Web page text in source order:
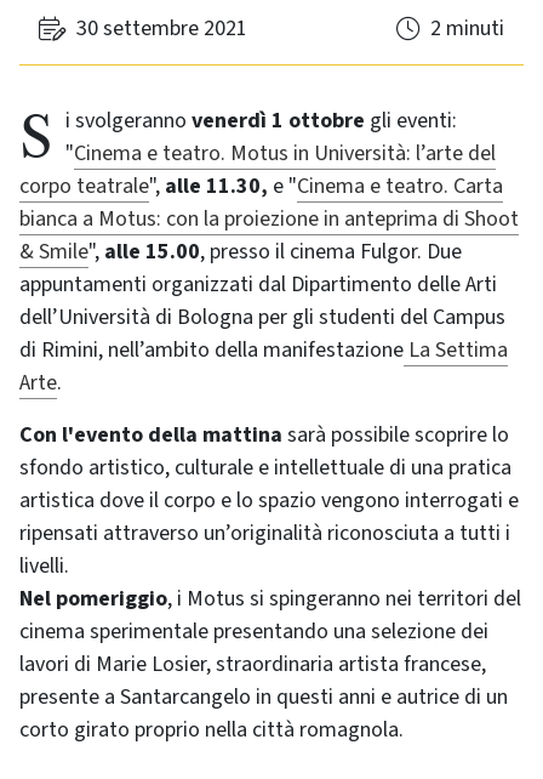
30 settembre 2021 2 minuti
Si svolgeranno venerdì 1 ottobre gli eventi:
"Cinema e teatro. Motus in Università: l’arte del
corpo teatrale", alle 11.30, e "Cinema e teatro. Carta
bianca a Motus: con la proiezione in anteprima di Shoot
& Smile", alle 15.00, presso il cinema Fulgor. Due
appuntamenti organizzati dal Dipartimento delle Arti
dell’Università di Bologna per gli studenti del Campus
di Rimini, nell’ambito della manifestazione La Settima
Arte.
Con l'evento della mattina sarà possibile scoprire lo
sfondo artistico, culturale e intellettuale di una pratica
artistica dove il corpo e lo spazio vengono interrogati e
ripensati attraverso un’originalità riconosciuta a tutti i
livelli.
Nel pomeriggio, i Motus si spingeranno nei territori del
cinema sperimentale presentando una selezione dei
lavori di Marie Losier, straordinaria artista francese,
presente a Santarcangelo in questi anni e autrice di un
corto girato proprio nella città romagnola.